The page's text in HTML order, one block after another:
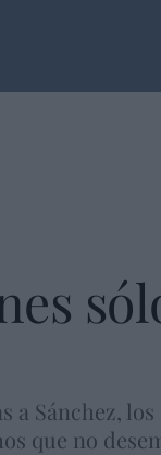
a Sánchez,
que no